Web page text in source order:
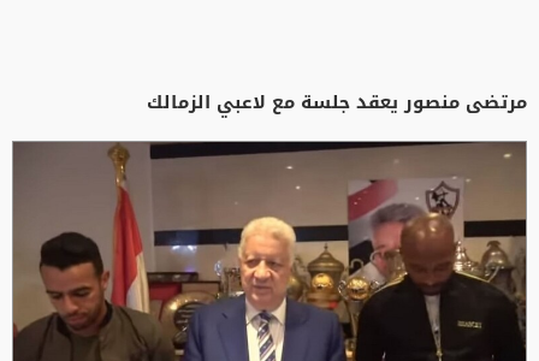
مرتضى منصور يعقد جلسة مع لاعبي الزمالك